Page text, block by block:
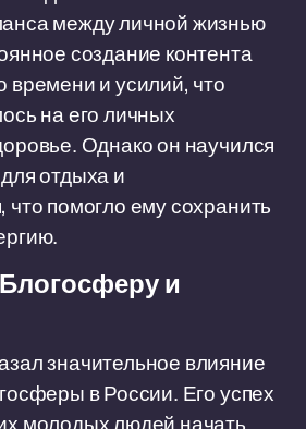
между личной жизнью
создание контента
времени и усилий, что
на его личных
Однако он научился
отдыха и
что помогло ему сохранить
и
значительное влияние
в России. Его успех